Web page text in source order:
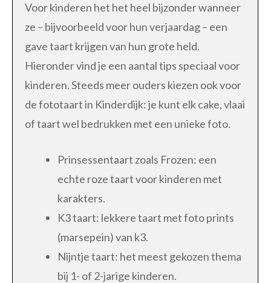
Voor kinderen het het heel bijzonder wanneer
ze – bijvoorbeeld voor hun verjaardag – een
gave taart krijgen van hun grote held.
Hieronder vind je een aantal tips speciaal voor
kinderen. Steeds meer ouders kiezen ook voor
de fototaart in Kinderdijk: je kunt elk cake, vlaai
of taart wel bedrukken met een unieke foto.
Prinsessentaart zoals Frozen: een
echte roze taart voor kinderen met
karakters.
K3 taart: lekkere taart met foto prints
(marsepein) van k3.
Nijntje taart: het meest gekozen thema
bij 1- of 2-jarige kinderen.